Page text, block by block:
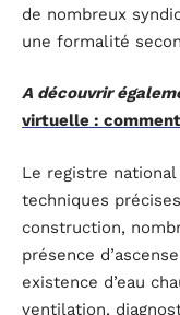
de nombreux
une formalité
A découvrir
virtuelle :
Le registre
techniques
construction,
présence
existence d’eau
ventilation,